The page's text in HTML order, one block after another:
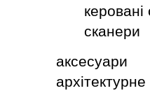
керовані
сканери
аксесуари
архітектурне